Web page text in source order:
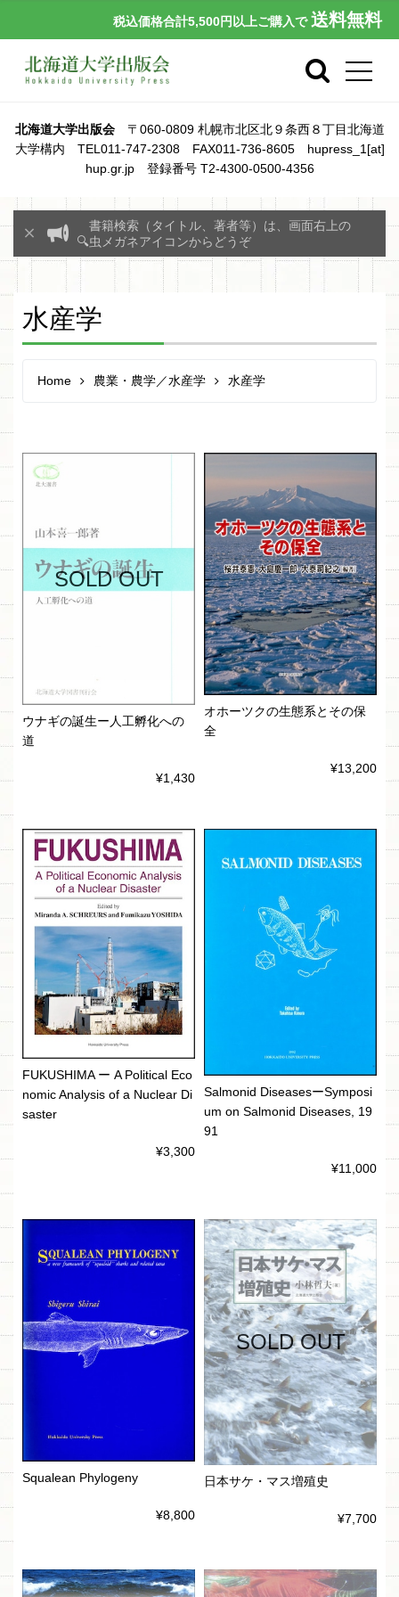
税込価格合計5,500円以上ご購入で 送料無料
北海道大学出版会〒060-0809 札幌市北区北９条西８丁目北海道
大学構内 TEL011-747-2308 FAX011-736-8605 hupress_1[at]
hup.gr.jp 登録番号 T2-4300-0500-4356
書籍検索（タイトル、著者等）は、画面右上の
🔍虫メガネアイコンからどうぞ
水産学
Home 農業・農学／水産学 水産学
SOLD OUT
ウナギの誕生ー人工孵化への
道
¥1,430
オホーツクの生態系とその保
全
¥13,200
FUKUSHIMA ー A Political Eco
nomic Analysis of a Nuclear Di
saster
¥3,300
Salmonid DiseasesーSymposi
um on Salmonid Diseases, 19
91
¥11,000
Squalean Phylogeny
¥8,800
SOLD OUT
日本サケ・マス増殖史
¥7,700